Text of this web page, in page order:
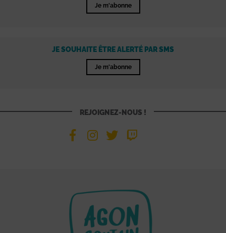
Je m'abonne
JE SOUHAITE ÊTRE ALERTÉ PAR SMS
Je m'abonne
REJOIGNEZ-NOUS !